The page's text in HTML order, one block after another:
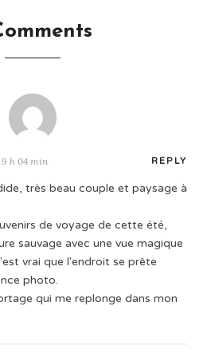
9 h 04 min REPLY
très beau couple et paysage à
de voyage de cette été,
sauvage avec une vue magique
vrai que l'endroit se prête
photo.
qui me replonge dans mon